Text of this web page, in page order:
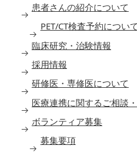
患者さんの紹介について
PET/CT検査予約につい
臨床研究・治験情報
採用情報
研修医・専修医について
医療連携に関するご相談
ボランティア募集
募集要項